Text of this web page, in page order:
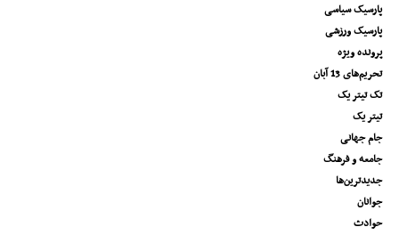
پارسیک سیاسی
پارسیک ورزشی
پرونده ویژه
تحریم‌های 13 آبان
تک تیتر یک
تیتر یک
جام جهانی
جامعه و فرهنگ
جدیدترین‌ها
جوانان
حوادث